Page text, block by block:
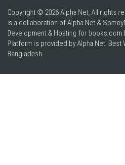
Copyright © 2026 Alpha Net, All rights
is a collaboration of Alpha Net &
Development & Hosting for
Platform is provided by Alpha Net. Best
Bangladesh.